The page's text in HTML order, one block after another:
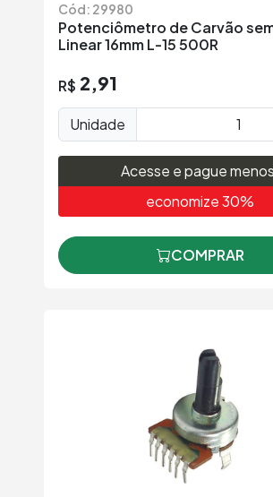
Cód: 29980
Potenciômetro de Carvão
Linear 16mm L-15 500R
R$ 2,91
Unidade
Acesse e pague
economize 30%
COMPRAR